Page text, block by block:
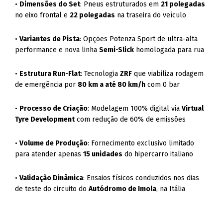
• Dimensões do Set: Pneus estruturados em21 polegadas
no eixo frontal e22 polegadas na traseira do veículo
•Variantes de Pista: Opções Potenza Sport de ultra-alta
performance e nova linhaSemi-Slick homologada para rua
• Estrutura Run-Flat: TecnologiaZRF que viabiliza rodagem
de emergência por 80 km a até 80 km/h com 0 bar
• Processo de Criação: Modelagem 100% digital viaVirtual
Tyre Developmentcom redução de 60% de emissões
•Volume de Produção: Fornecimento exclusivo limitado
para atender apenas15 unidades do hipercarro italiano
•Validação Dinâmica: Ensaios físicos conduzidos nos dias
de teste do circuito doAutódromo de Imola, na Itália